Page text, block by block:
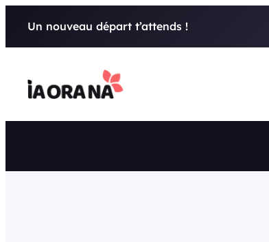
Un nouveau départ t’attends !